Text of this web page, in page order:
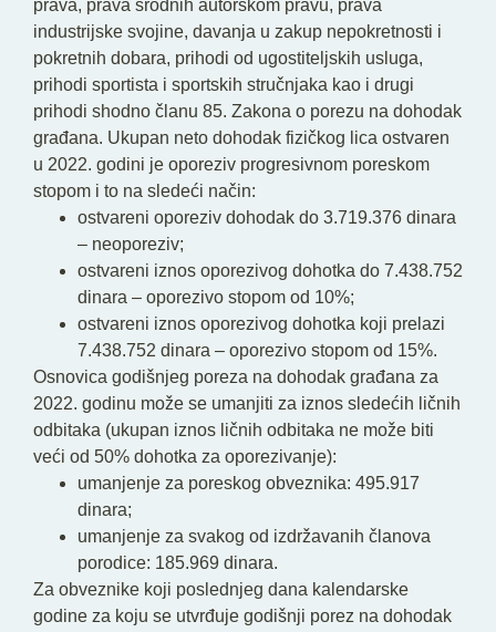
prava, prava srodnih autorskom pravu, prava
industrijske svojine, davanja u zakup nepokretnosti i
pokretnih dobara, prihodi od ugostiteljskih usluga,
prihodi sportista i sportskih stručnjaka kao i drugi
prihodi shodno članu 85. Zakona o porezu na dohodak
građana. Ukupan neto dohodak fizičkog lica ostvaren
u 2022. godini je oporeziv progresivnom poreskom
stopom i to na sledeći način:
ostvareni oporeziv dohodak do 3.719.376 dinara
– neoporeziv;
ostvareni iznos oporezivog dohotka do 7.438.752
dinara – oporezivo stopom od 10%;
ostvareni iznos oporezivog dohotka koji prelazi
7.438.752 dinara – oporezivo stopom od 15%.
Osnovica godišnjeg poreza na dohodak građana za
2022. godinu može se umanjiti za iznos sledećih ličnih
odbitaka (ukupan iznos ličnih odbitaka ne može biti
veći od 50% dohotka za oporezivanje):
umanjenje za poreskog obveznika: 495.917
dinara;
umanjenje za svakog od izdržavanih članova
porodice: 185.969 dinara.
Za obveznike koji poslednjeg dana kalendarske
godine za koju se utvrđuje godišnji porez na dohodak